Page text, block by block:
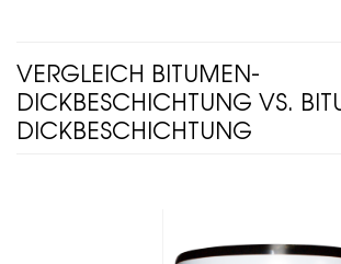
VERGLEICH BITUMEN-
DICKBESCHICHTUNG VS.
DICKBESCHICHTUNG